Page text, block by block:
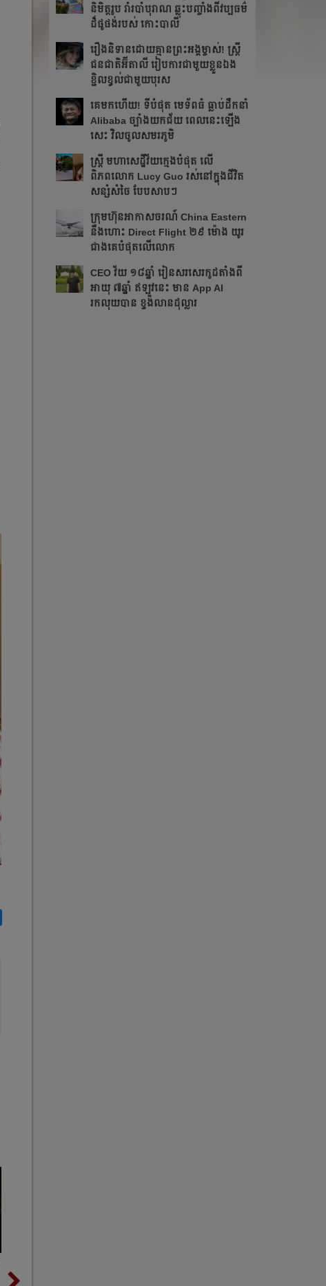
និមិត្តរូប រាំរបាំបុរាណ ឆ្លុះបញ្ចាំងពីវប្បធម៌
ដ៏ផូផង់របស់ កោះបាលី
រឿងនិទានដោយគ្មានព្រះអង្គម្ចាស់! ស្ត្រី
ជនជាតិអ៊ីតាលី រៀបការជាមួយខ្លួនឯង
ខ្ជិលខ្វល់ជាមួយបុរស
គេមកហើយ! ទីបំផុត​ មេទ័ពធំ ធ្លាប់ដឹកនាំ
Alibaba ច្បាំងយកជ័យ ពេលនេះឡើង
សេះ វិលចូលសមរភូមិ
ស្ត្រី មហាសេដ្ឋីវ័យក្មេងបំផុត លើ
ពិភពលោក Lucy Guo រស់នៅក្នុងជីវិត
សន្សំសំចៃ បែបសាបៗ
ក្រុមហ៊ុនអាកាសចរណ៍ China Eastern
នឹង​ហោះ Direct Flight ២៩ ម៉ោង យូរ
ជាងគេបំផុតលើលោក
CEO វ័យ ១៨ឆ្នាំ រៀនសរសេរកូដតាំងពី
អាយុ ៧ឆ្នាំ ឥឡូវនេះ មាន App AI
រកលុយបាន ខ្ទង់លានដុល្លារ